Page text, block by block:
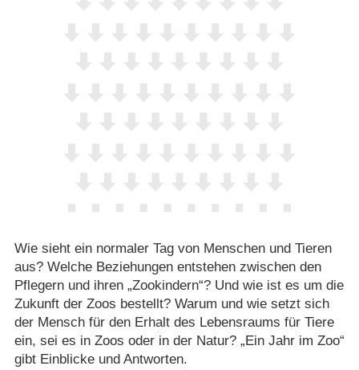
Wie sieht ein normaler Tag von Menschen und Tieren
aus? Welche Beziehungen entstehen zwischen den
Pflegern und ihren „Zookindern“? Und wie ist es um die
Zukunft der Zoos bestellt? Warum und wie setzt sich
der Mensch für den Erhalt des Lebensraums für Tiere
ein, sei es in Zoos oder in der Natur? „Ein Jahr im Zoo“
gibt Einblicke und Antworten.